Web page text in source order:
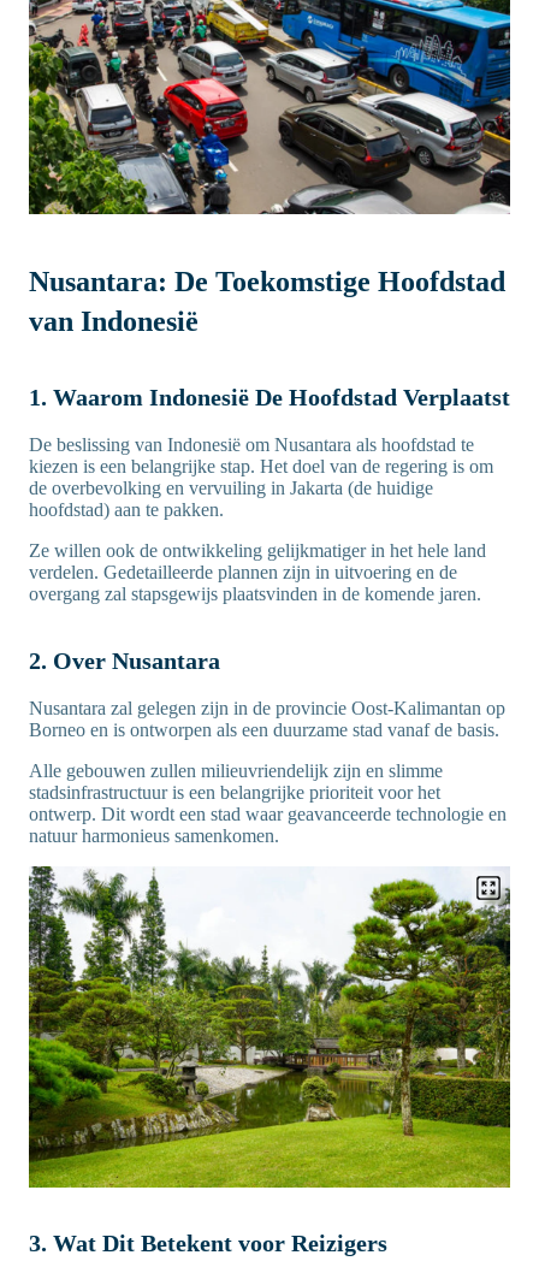
Nusantara: De Toekomstige Hoofdstad
van Indonesië
1. Waarom Indonesië De Hoofdstad Verplaatst
De beslissing van Indonesië om Nusantara als hoofdstad te
kiezen is een belangrijke stap. Het doel van de regering is om
de overbevolking en vervuiling in Jakarta (de huidige
hoofdstad) aan te pakken.
Ze willen ook de ontwikkeling gelijkmatiger in het hele land
verdelen. Gedetailleerde plannen zijn in uitvoering en de
overgang zal stapsgewijs plaatsvinden in de komende jaren.
2. Over Nusantara
Nusantara zal gelegen zijn in de provincie Oost-Kalimantan op
Borneo en is ontworpen als een duurzame stad vanaf de basis.
Alle gebouwen zullen milieuvriendelijk zijn en slimme
stadsinfrastructuur is een belangrijke prioriteit voor het
ontwerp. Dit wordt een stad waar geavanceerde technologie en
natuur harmonieus samenkomen.
3. Wat Dit Betekent voor Reizigers